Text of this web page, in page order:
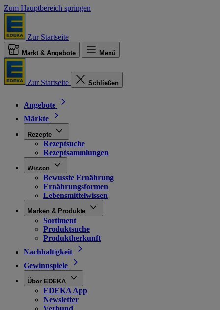
Zum Hauptbereich springen
Zur Startseite
Markt & Angebote Menü
Zur Startseite Schließen
Angebote
Märkte
Rezepte
Rezeptsuche
Rezeptsammlungen
Wissen
Bewusste Ernährung
Ernährungsformen
Lebensmittelwissen
Marken & Produkte
Sortiment
Produktsuche
Produktherkunft
Nachhaltigkeit
Gewinnspiele
Über EDEKA
EDEKA App
Newsletter
Verbund